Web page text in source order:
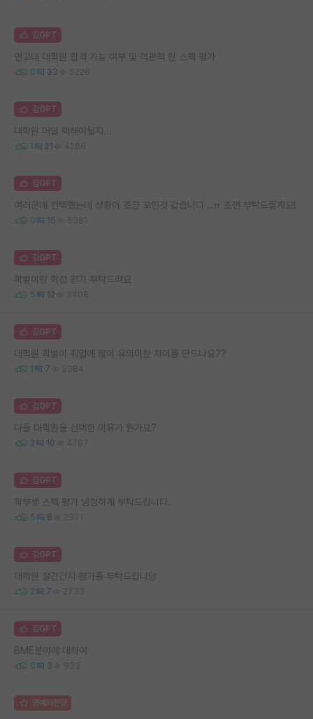
김GPT
연고대 대학원 합격 가능 여부 및 객관적 현 스펙 평가
0 33 5228
김GPT
대학원 어딜 택해야될지...
1 21 4288
김GPT
여러군데 컨택했는데 상황이 조금 꼬인것 같습니다 ..ㅠ 조언 부탁드릴게요!
0 15 5381
김GPT
학벌이랑 학점 평가 부탁드려요
5 12 3408
김GPT
대학원 학벌이 취업에 많이 유의미한 차이를 만드나요??
1 7 5384
김GPT
다들 대학원을 선택한 이유가 뭔가요?
2 10 4707
김GPT
학부생 스펙 평가 냉정하게 부탁드립니다.
5 8 2371
김GPT
대학원 잘간건지 평가좀 부탁드립니당
2 7 2733
김GPT
BME분야에 대하여
0 3 933
명예의전당